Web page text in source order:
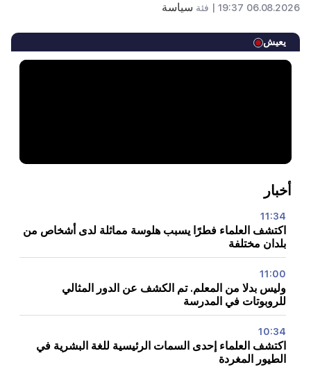
06.08.2026 19:37 | فئة سياسة
يعيش
أخبار
11:34
اكتشف العلماء فطرًا يسبب هلوسة مماثلة لدى أشخاص من
بلدان مختلفة
11:00
وليس بدلا من المعلم. تم الكشف عن الدور المثالي
للروبوتات في المدرسة
10:34
اكتشف العلماء إحدى السمات الرئيسية للغة البشرية في
الطيور المغردة